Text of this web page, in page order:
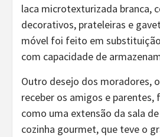
laca microtexturizada branca,
decorativos, prateleiras e
móvel foi feito em
com capacidade de
Outro desejo dos moradores,
receber os amigos e parentes,
como uma extensão da sala
cozinha gourmet, que teve o